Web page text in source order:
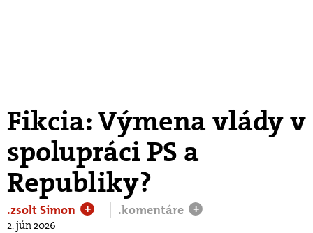
Fikcia: Výmena vlády v
spolupráci PS a
Republiky?
.zsolt Simon + .komentáre +
2. jún 2026